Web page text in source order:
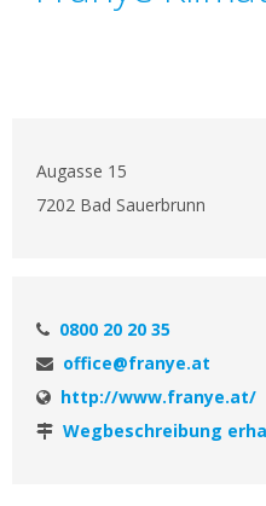
Augasse 15
7202 Bad Sauerbrunn
0800 20 20 35
office@franye.at
http://www.franye.at/
Wegbeschreibung